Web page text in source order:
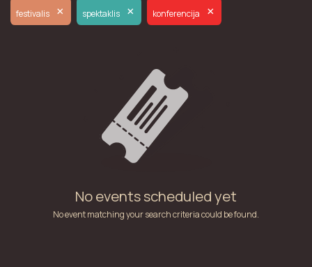
festivalis × spektaklis × konferencija ×
No events scheduled yet
No event matching your search criteria could be found.